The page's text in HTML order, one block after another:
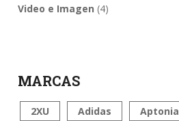
Video e Imagen (4)
MARCAS
2XU Adidas Aptonia